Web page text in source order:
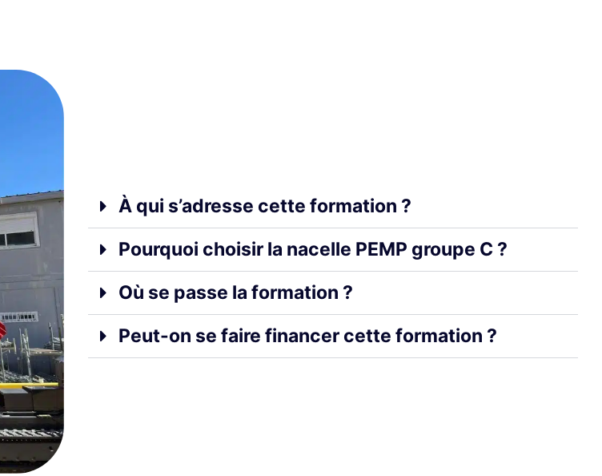
À qui s’adresse cette formation ?
Pourquoi choisir la nacelle PEMP groupe C ?
Où se passe la formation ?
Peut-on se faire financer cette formation ?